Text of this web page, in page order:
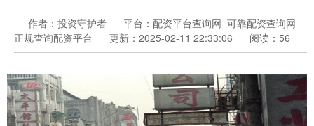
作者：投资守护者
平台：配资平台查询网_可靠配资查询网_
正规查询配资平台
更新：2025-02-11 22:33:06 阅读：56